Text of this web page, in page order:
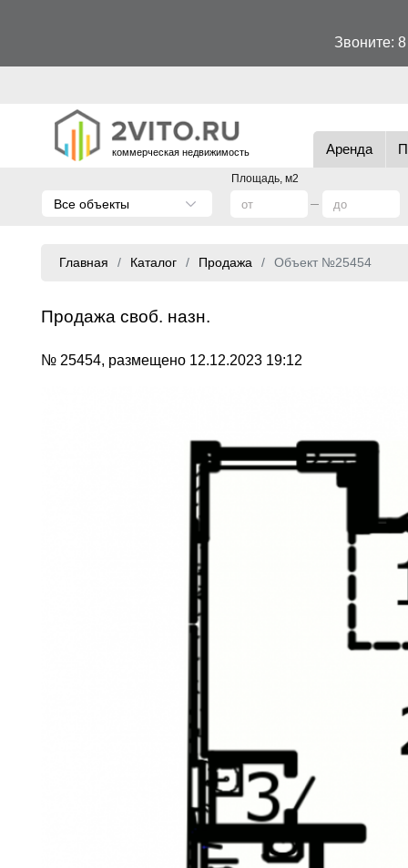
Звоните:
коммерческая недвижимость Аренда
Площадь, м2
Все объекты
Главная Каталог Продажа Объект №25454
Продажа своб. назн.
№ 25454, размещено 12.12.2023 19:12